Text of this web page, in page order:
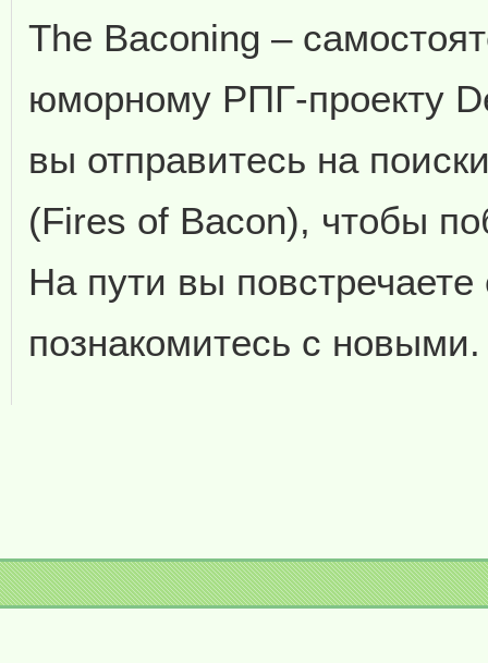
The Baconing –
юморному РПГ-проекту
вы отправитесь на
(Fires of Bacon), чтобы
На пути вы
познакомитесь с новыми.